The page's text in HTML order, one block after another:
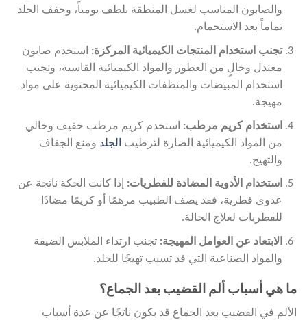
والصابون المناسب لغسل المنطقة بلطف يومياً، وجفف الجلد
تماماً بعد الاستحمام.
تجنب استخدام المنتجات الكيميائية المركزة: استخدم صابون
معتدل وخالٍ من العطور والمواد الكيميائية القاسية، وتجنب
استخدام المبيضات والمنظفات الكيميائية المحتوية على مواد
مهيجة.
استخدام كريم مرطب: استخدم كريم مرطب خفيف وخالي
من المواد الكيميائية الضارة لترطيب
الجلد ومنع الجفاف
والتهيج.
استخدام الأدوية المضادة للفطريات: إذا كانت الحكة ناتجة عن
عدوى فطرية، فقد يصف الطبيب مرهمًا أو كريمًا مضادًا
للفطريات لعلاج الحالة.
الابتعاد عن العوامل المهيجة: تجنب ارتداء الملابس الضيقة
والمواد الصناعية التي قد تسبب تهيجًا للجلد.
ما هي أسباب ألم القضيب بعد الجماع؟
الألم في القضيب بعد الجماع قد يكون ناتجًا عن عدة أسباب